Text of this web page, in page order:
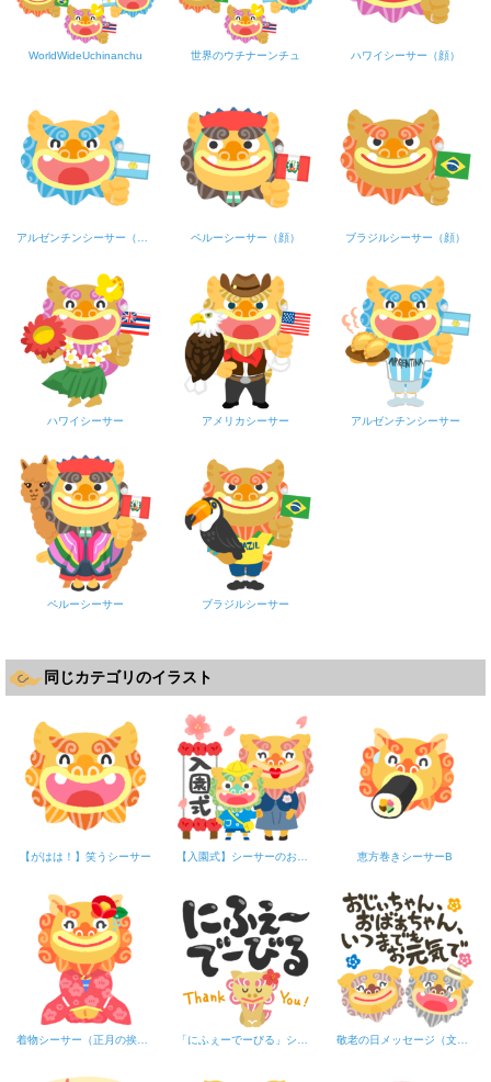
WorldWideUchinanchu 世界のウチナーンチュ ハワイシーサー（顔）
アルゼンチンシーサー（顔） ペルーシーサー（顔） ブラジルシーサー（顔）
ハワイシーサー アメリカシーサー アルゼンチンシーサー
ペルーシーサー ブラジルシーサー
同じカテゴリのイラスト
【がはは！】笑うシーサー 【入園式】シーサーのお母さんと男の子 恵方巻きシーサーB
敬老の日メッセージ（文字黒）